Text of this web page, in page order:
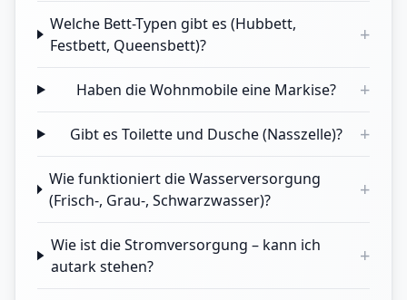
Welche Bett-Typen gibt es (Hubbett,
Festbett, Queensbett)?
+
Haben die Wohnmobile eine Markise? +
Gibt es Toilette und Dusche (Nasszelle)? +
Wie funktioniert die Wasserversorgung
(Frisch-, Grau-, Schwarzwasser)?
+
Wie ist die Stromversorgung – kann ich
autark stehen?
+